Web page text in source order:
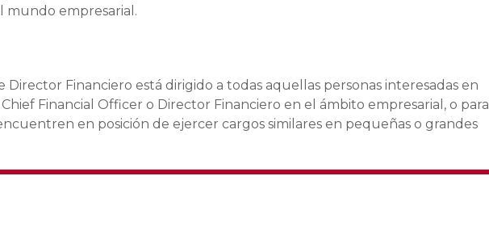
mundo empresarial.
Director Financiero está dirigido a todas aquellas personas interesadas en
Financial Officer o Director Financiero en el ámbito empresarial, o para
en posición de ejercer cargos similares en pequeñas o grandes